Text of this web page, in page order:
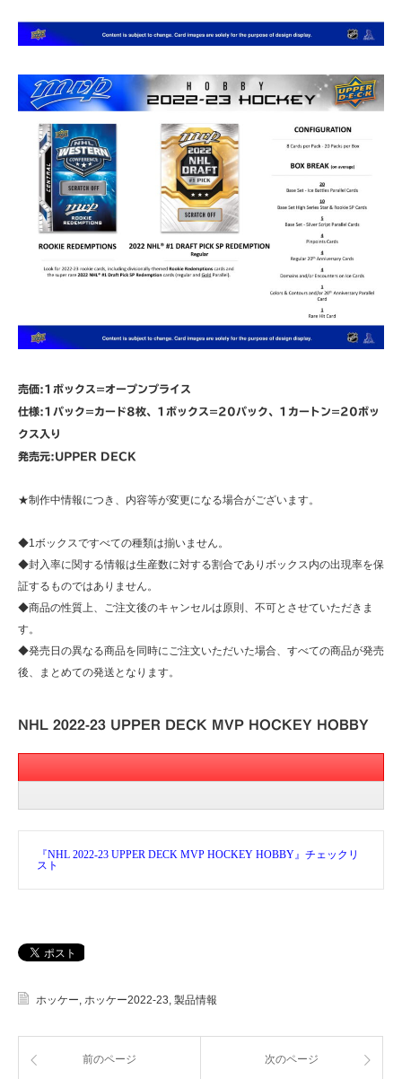
売価:1ボックス=オープンプライス
仕様:1パック=カード8枚、1ボックス=20パック、1カートン=20ボッ
クス入り
発売元:UPPER DECK
★制作中情報につき、内容等が変更になる場合がございます。
◆1ボックスですべての種類は揃いません。
◆封入率に関する情報は生産数に対する割合でありボックス内の出現率を保
証するものではありません。
◆商品の性質上、ご注文後のキャンセルは原則、不可とさせていただきま
す。
◆発売日の異なる商品を同時にご注文いただいた場合、すべての商品が発売
後、まとめての発送となります。
NHL 2022-23 UPPER DECK MVP HOCKEY HOBBY
『NHL 2022-23 UPPER DECK MVP HOCKEY HOBBY』チェックリ
スト
ホッケー, ホッケー2022‐23, 製品情報
前のページ 次のページ